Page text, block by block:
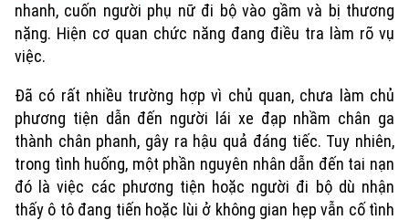
nhanh, cuốn người phụ nữ đi bộ vào gầm và bị thương
nặng. Hiện cơ quan chức năng đang điều tra làm rõ vụ
việc.
Đã có rất nhiều trường hợp vì chủ quan, chưa làm chủ
phương tiện dẫn đến người lái xe đạp nhầm chân ga
thành chân phanh, gây ra hậu quả đáng tiếc. Tuy nhiên,
trong tình huống, một phần nguyên nhân dẫn đến tai nạn
đó là việc các phương tiện hoặc người đi bộ dù nhận
thấy ô tô đang tiến hoặc lùi ở không gian hẹp vẫn cố tình